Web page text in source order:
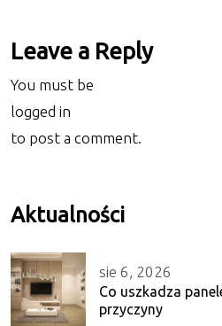
Leave a Reply
You must be
logged in
to post a comment.
Aktualności
sie 6, 2026
Co uszkadza
przyczyny